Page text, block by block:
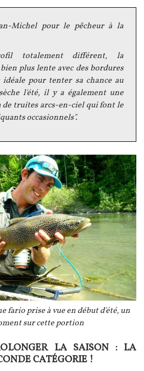
Michel pour le pêcheur à la
totalement différent, la
plus lente avec des bordures
pour tenter sa chance au
l'été, il y a également une
truites arcs-en-ciel qui font le
occasionnels".
fario prise à vue en début d'été, un
sur cette portion
LA SAISON : LA
CATÉGORIE !